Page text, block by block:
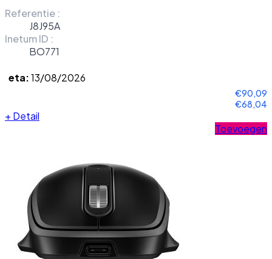
Referentie :
J8J95A
Inetum ID :
BO771
eta:13/08/2026
€90,09
€68,04
+ Detail
Toevoegen